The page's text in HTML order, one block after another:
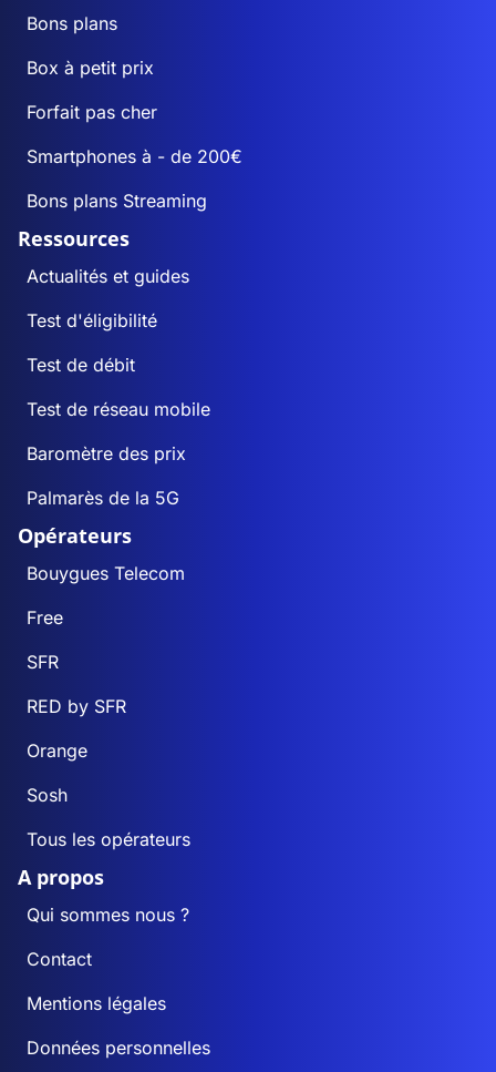
Bons plans
Box à petit prix
Forfait pas cher
Smartphones à - de 200€
Bons plans Streaming
Ressources
Actualités et guides
Test d'éligibilité
Test de débit
Test de réseau mobile
Baromètre des prix
Palmarès de la 5G
Opérateurs
Bouygues Telecom
Free
SFR
RED by SFR
Orange
Sosh
Tous les opérateurs
A propos
Qui sommes nous ?
Contact
Mentions légales
Données personnelles